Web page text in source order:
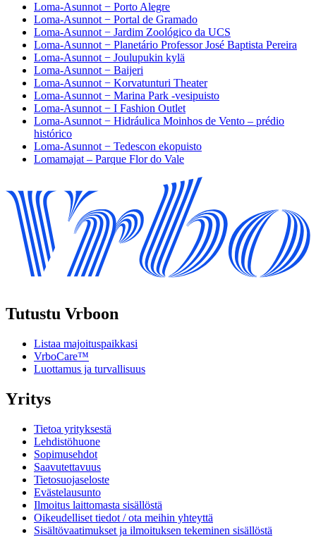
Loma-Asunnot − Porto Alegre
Loma-Asunnot − Portal de Gramado
Loma-Asunnot − Jardim Zoológico da UCS
Loma-Asunnot − Planetário Professor José Baptista Pereira
Loma-Asunnot − Joulupukin kylä
Loma-Asunnot − Baijeri
Loma-Asunnot − Korvatunturi Theater
Loma-Asunnot − Marina Park -vesipuisto
Loma-Asunnot − I Fashion Outlet
Loma-Asunnot − Hidráulica Moinhos de Vento – prédio
histórico
Loma-Asunnot − Tedescon ekopuisto
Lomamajat – Parque Flor do Vale
Tutustu Vrboon
Listaa majoituspaikkasi
VrboCare™
Luottamus ja turvallisuus
Yritys
Tietoa yrityksestä
Lehdistöhuone
Sopimusehdot
Saavutettavuus
Tietosuojaseloste
Evästelausunto
Ilmoitus laittomasta sisällöstä
Oikeudelliset tiedot / ota meihin yhteyttä
Sisältövaatimukset ja ilmoituksen tekeminen sisällöstä